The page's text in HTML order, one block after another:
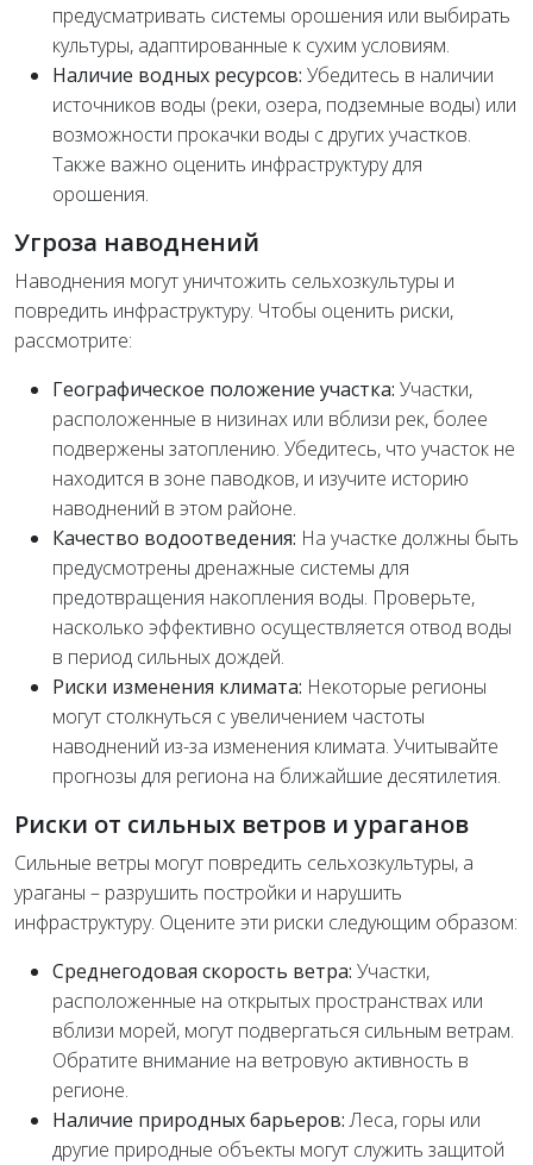
предусматривать системы орошения или выбирать
культуры, адаптированные к сухим условиям.
Наличие водных ресурсов: Убедитесь в наличии
источников воды (реки, озера, подземные воды) или
возможности прокачки воды с других участков.
Также важно оценить инфраструктуру для
орошения.
Угроза наводнений
Наводнения могут уничтожить сельхозкультуры и
повредить инфраструктуру. Чтобы оценить риски,
рассмотрите:
Географическое положение участка: Участки,
расположенные в низинах или вблизи рек, более
подвержены затоплению. Убедитесь, что участок не
находится в зоне паводков, и изучите историю
наводнений в этом районе.
Качество водоотведения: На участке должны быть
предусмотрены дренажные системы для
предотвращения накопления воды. Проверьте,
насколько эффективно осуществляется отвод воды
в период сильных дождей.
Риски изменения климата: Некоторые регионы
могут столкнуться с увеличением частоты
наводнений из-за изменения климата. Учитывайте
прогнозы для региона на ближайшие десятилетия.
Риски от сильных ветров и ураганов
Сильные ветры могут повредить сельхозкультуры, а
ураганы – разрушить постройки и нарушить
инфраструктуру. Оцените эти риски следующим образом:
Среднегодовая скорость ветра: Участки,
расположенные на открытых пространствах или
вблизи морей, могут подвергаться сильным ветрам.
Обратите внимание на ветровую активность в
регионе.
Наличие природных барьеров:Леса, горы или
другие природные объекты могут служить защитой